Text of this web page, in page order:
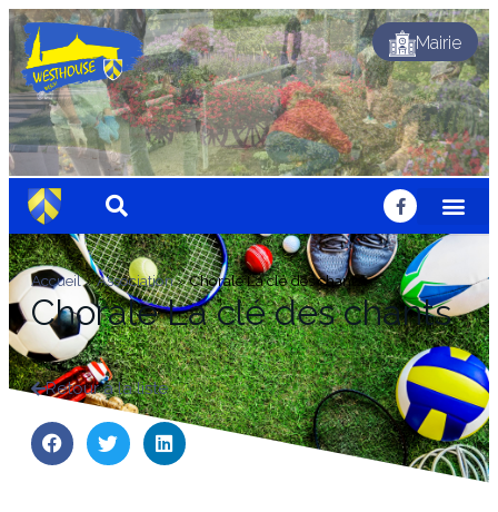
Mairie
Accueil»Association»Chorale La clé des chants
Chorale La clé des chants
Retour à la liste